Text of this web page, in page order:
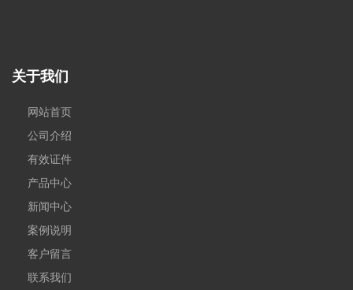
关于我们
网站首页
公司介绍
有效证件
产品中心
新闻中心
案例说明
客户留言
联系我们